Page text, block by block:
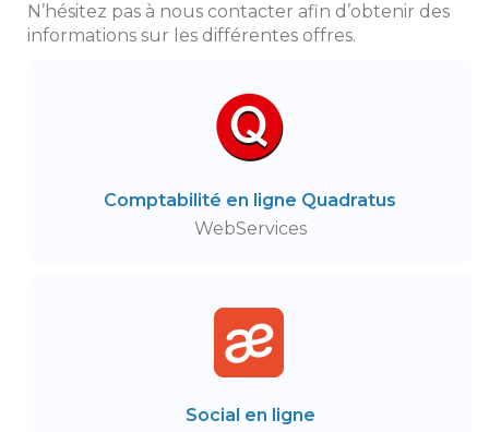
N’hésitez pas à nous contacter afin d’obtenir des
informations sur les différentes offres.
Comptabilité en ligne Quadratus
WebServices
Social en ligne